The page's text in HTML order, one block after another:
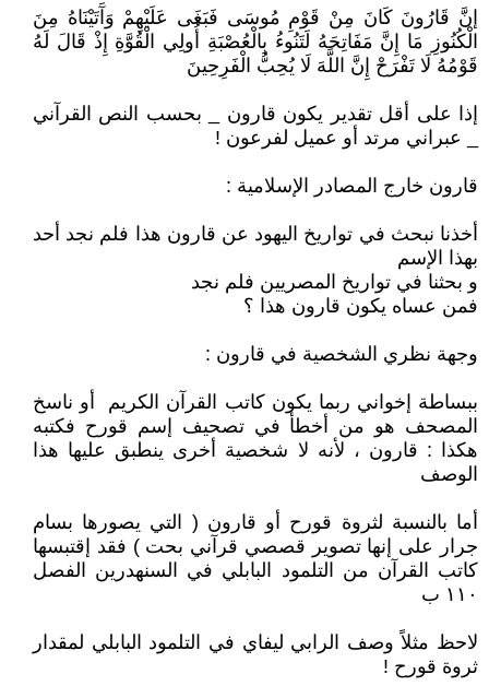
إنَّ قَارُونَ كَانَ مِنْ قَوْمِ مُوسَى فَبَغَى عَلَيْهِمْ وَآَتَيْنَاهُ مِنَ
الْكُنُوزِ مَا إِنَّ مَفَاتِحَهُ لَتَنُوءُ بِالْعُصْبَةِ أُولِي الْقُوَّةِ إِذْ قَالَ لَهُ
قَوْمُهُ لَا تَفْرَحْ إِنَّ اللَّهَ لَا يُحِبُّ الْفَرِحِينَ
إذا على أقل تقدير يكون قارون _ بحسب النص القرآني
_ عبراني مرتد أو عميل لفرعون !
قارون خارج المصادر الإسلامية :
أخذنا نبحث في تواريخ اليهود عن قارون هذا فلم نجد أحد
بهذا الإسم
و بحثنا في تواريخ المصريين فلم نجد
فمن عساه يكون قارون هذا ؟
وجهة نظري الشخصية في قارون :
ببساطة إخواني ربما يكون كاتب القرآن الكريم أو ناسخ
المصحف هو من أخطأ في تصحيف إسم قورح فكتبه
هكذا : قارون ، لأنه لا شخصية أخرى ينطبق عليها هذا
الوصف
أما بالنسبة لثروة قورح أو قارون ( التي يصورها بسام
جرار على إنها تصوير قصصي قرآني بحت ) فقد إقتبسها
كاتب القرآن من التلمود البابلي في السنهدرين الفصل
١١٠ ب
لاحظ مثلاً وصف الرابي ليفاي في التلمود البابلي لمقدار
ثروة قورح !